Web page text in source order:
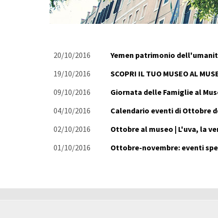
20/10/2016
Yemen patrimonio
19/10/2016
SCOPRI IL TUO MUSEO AL
09/10/2016
Giornata delle Famiglie al
04/10/2016
Calendario eventi di Ottobre
02/10/2016
Ottobre al museo | L'uva, la
01/10/2016
Ottobre-novembre: eventi